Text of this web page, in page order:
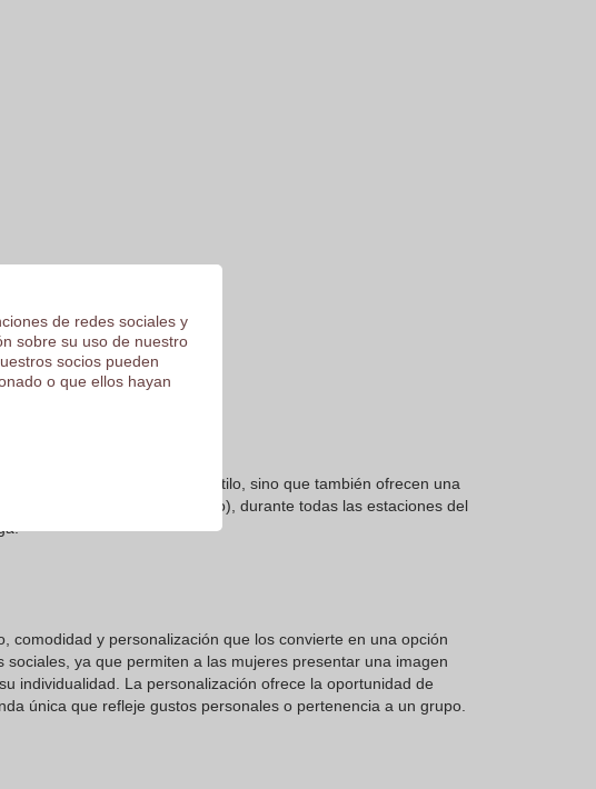
combinan comodidad y estilo, sino que también ofrecen una
un grupo (colectivo o equipo), durante todas las estaciones del
comodidad y personalización que los convierte en una opción
ya que permiten a las mujeres presentar una imagen
individualidad. La personalización ofrece la oportunidad de
única que refleje gustos personales o pertenencia a un grupo.
de redes sociales y
sobre su uso de nuestro
socios pueden
o que ellos hayan